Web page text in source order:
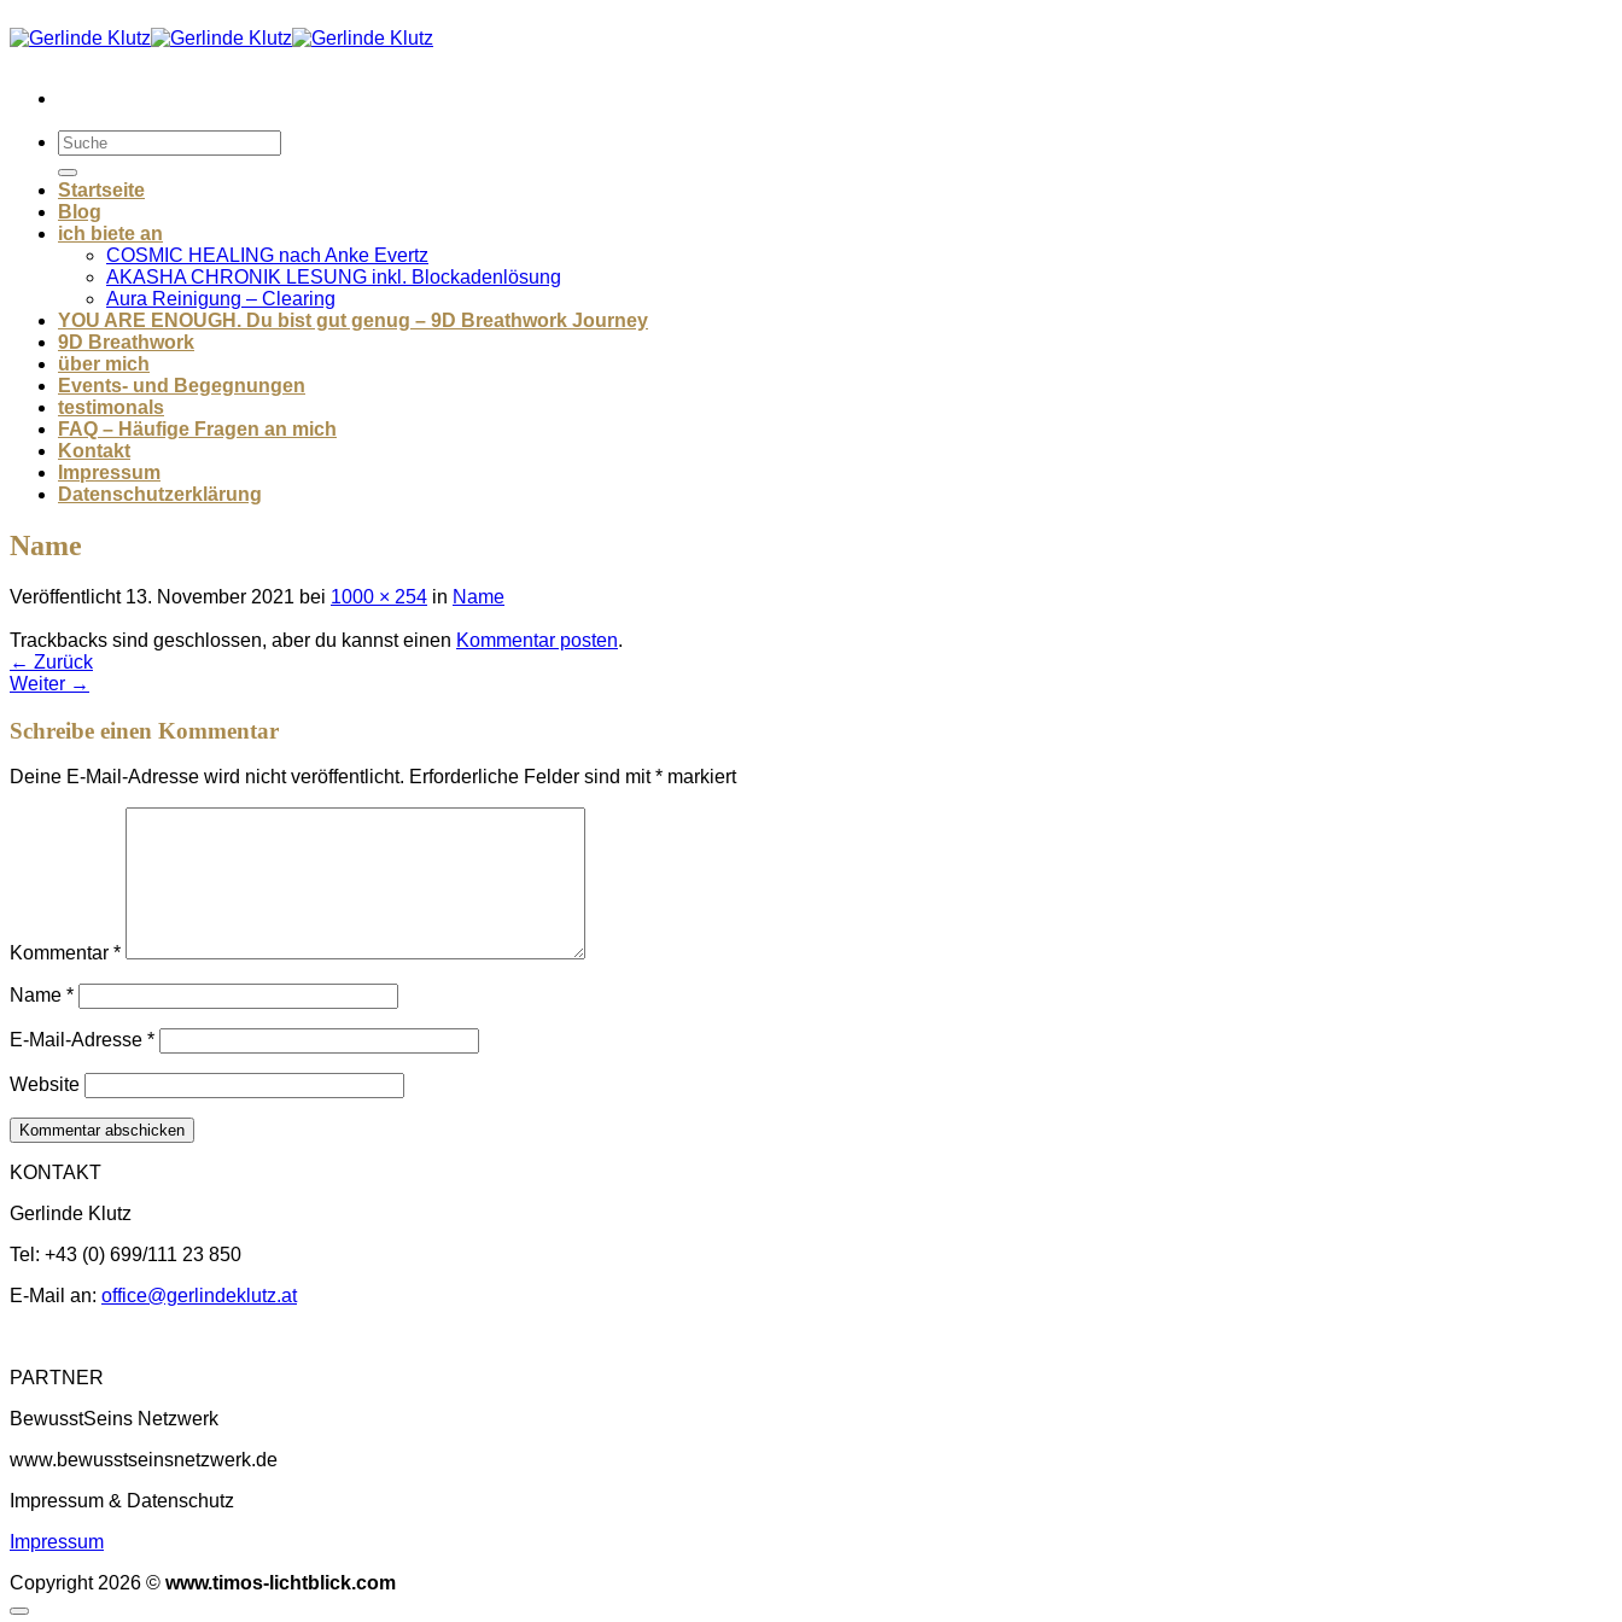
Inhalt
Startseite
Blog
ich biete an
COSMIC HEALING nach Anke Evertz
AKASHA CHRONIK LESUNG inkl. Blockadenlösung
Aura Reinigung – Clearing
YOU ARE ENOUGH. Du bist gut genug – 9D Breathwork Journey
9D Breathwork
über mich
Events- und Begegnungen
testimonals
FAQ – Häufige Fragen an mich
Kontakt
Impressum
Datenschutzerklärung
Name
Veröffentlicht 13. November 2021 bei 1000 × 254 in Name
Trackbacks sind geschlossen, aber du kannst einen Kommentar posten.
← Zurück
Weiter →
Schreibe einen Kommentar
Deine E-Mail-Adresse wird nicht veröffentlicht. Erforderliche Felder sind mit* markiert
Kommentar *
Name *
E-Mail-Adresse *
Website
KONTAKT
Gerlinde Klutz
Tel: +43 (0) 699/111 23 850
E-Mail an: office@gerlindeklutz.at
PARTNER
BewusstSeins Netzwerk
www.bewusstseinsnetzwerk.de
Impressum & Datenschutz
Impressum
Copyright 2026 © www.timos-lichtblick.com